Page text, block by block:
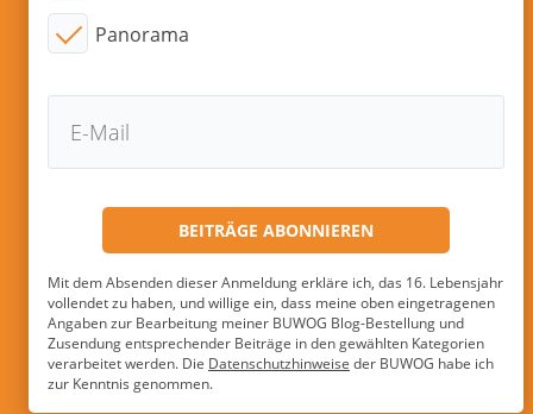
Panorama
Mit dem Absenden dieser Anmeldung erkläre ich, das 16. Lebensjahr
vollendet zu haben, und willige ein, dass meine oben eingetragenen
Angaben zur Bearbeitung meiner BUWOG Blog-Bestellung und
Zusendung entsprechender Beiträge in den gewählten Kategorien
verarbeitet werden. Die Datenschutzhinweise der BUWOG habe ich
zur Kenntnis genommen.